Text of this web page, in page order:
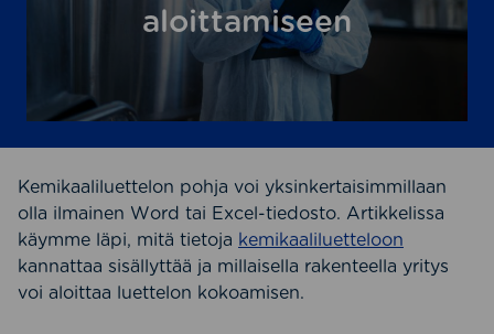
aloittamiseen
Kemikaaliluettelon pohja voi yksinkertaisimmillaan
olla ilmainen Word tai Excel-tiedosto. Artikkelissa
käymme läpi, mitä tietoja kemikaaliluetteloon
kannattaa sisällyttää ja millaisella rakenteella yritys
voi aloittaa luettelon kokoamisen.